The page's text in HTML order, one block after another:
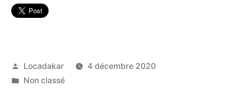
Publié
par
Locadakar
4 décembre 2020
Publié
Non classé